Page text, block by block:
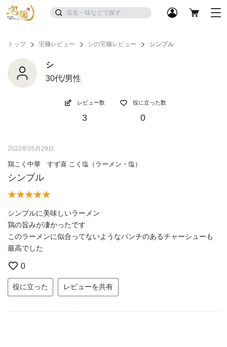
トップ 宅麺レビュー シの宅麺レビュー シンプル
シ
30代/男性
レビュー数
3
役に立った数
0
2022年05月29日
鶏こく中華 すず喜 こく塩（ラーメン・塩）
シンプル
シンプルに美味しいラーメン
鶏の旨みが凄かったです
このラーメンに似合ってないようなパンチのあるチャーシューも
最高でした
0
役に立った レビューを共有